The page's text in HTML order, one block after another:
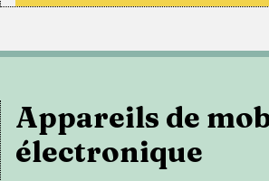
Appareils de
électronique